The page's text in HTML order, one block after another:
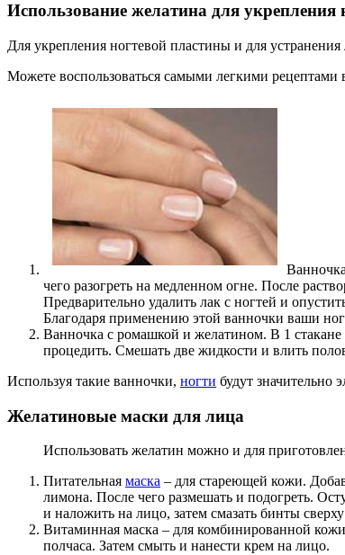
Использование желатина для укрепления
Для укрепления ногтевой пластины и для
Можете воспользоваться самыми легкими рецептами
чего разогреть на медленном огне. После
Предварительно удалить лак с ногтей и
Благодаря применению этой ванночки ваши
Ванночка с ромашкой и желатином. В 1 стакане
процедить. Смешать две жидкости и влить
Используя такие ванночки, ногти будут значительно
Желатиновые маски для лица
Использовать желатин можно и для
Питательная маска – для стареющей кожи.
лимона. После чего размешать и подогреть.
и наложить на лицо, затем смазать бинты
Витаминная маска – для комбинированной
полчаса. Затем смыть и нанести крем на лицо.